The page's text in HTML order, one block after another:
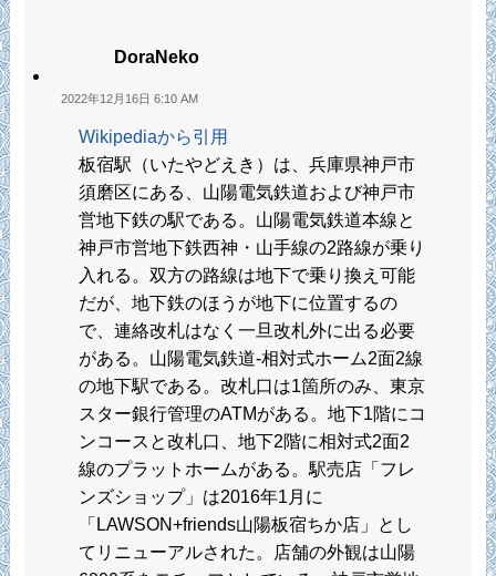
DoraNeko
2022年12月16日 6:10 AM
Wikipediaから引用
板宿駅（いたやどえき）は、兵庫県神戸市
須磨区にある、山陽電気鉄道および神戸市
営地下鉄の駅である。山陽電気鉄道本線と
神戸市営地下鉄西神・山手線の2路線が乗り
入れる。双方の路線は地下で乗り換え可能
だが、地下鉄のほうが地下に位置するの
で、連絡改札はなく一旦改札外に出る必要
がある。山陽電気鉄道-相対式ホーム2面2線
の地下駅である。改札口は1箇所のみ、東京
スター銀行管理のATMがある。地下1階にコ
ンコースと改札口、地下2階に相対式2面2
線のプラットホームがある。駅売店「フレ
ンズショップ」は2016年1月に
「LAWSON+friends山陽板宿ちか店」とし
てリニューアルされた。店舗の外観は山陽